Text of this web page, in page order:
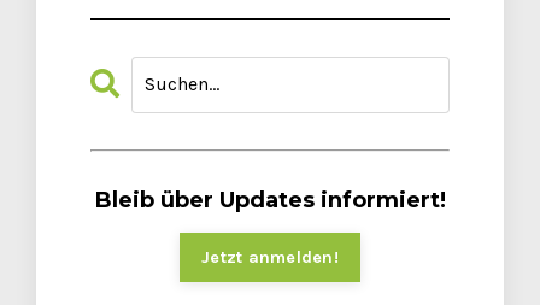
Bleib über Updates informiert!
Jetzt anmelden!